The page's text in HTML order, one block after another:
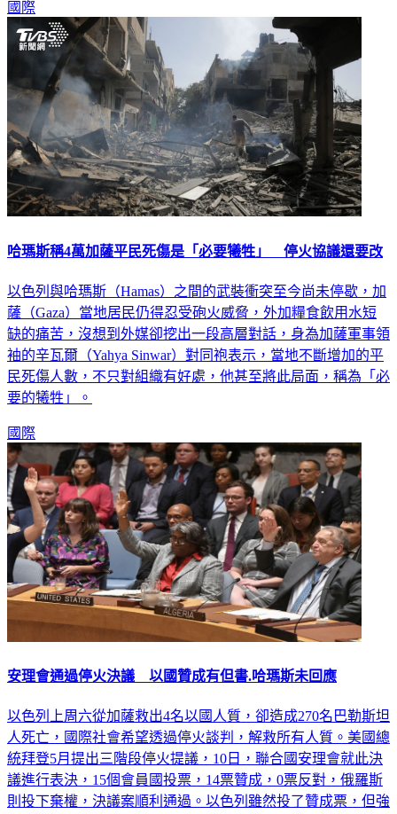
國際
哈瑪斯稱4萬加薩平民死傷是「必要犧牲」 停火協議還要改
以色列與哈瑪斯（Hamas）之間的武裝衝突至今尚未停歇，加
薩（Gaza）當地居民仍得忍受砲火威脅，外加糧食飲用水短
缺的痛苦，沒想到外媒卻挖出一段高層對話，身為加薩軍事領
袖的辛瓦爾（Yahya Sinwar）對同袍表示，當地不斷增加的平
民死傷人數，不只對組織有好處，他甚至將此局面，稱為「必
要的犧牲」。
國際
安理會通過停火決議 以國贊成有但書.哈瑪斯未回應
以色列上周六從加薩救出4名以國人質，卻造成270名巴勒斯坦
人死亡，國際社會希望透過停火談判，解救所有人質。美國總
統拜登5月提出三階段停火提議，10日，聯合國安理會就此決
議進行表決，15個會員國投票，14票贊成，0票反對，俄羅斯
則投下棄權，決議案順利通過。以色列雖然投了贊成票，但強